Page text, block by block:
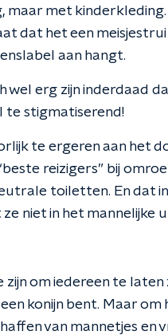
maar met
dat het een
aan hangt.
wel erg zijn inderdaad
te stigmatiserend!
te ergeren aan het
reizigers” bij
toiletten. En dat
niet in het mannelijke
om iedereen te laten
konijn bent. Maar om
van mannetjes